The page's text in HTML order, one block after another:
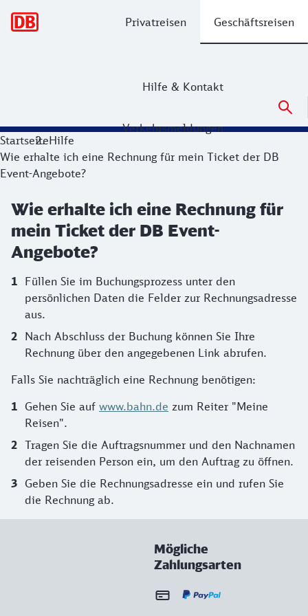
Privatreisen Geschäftsreisen
Hilfe & Kontakt
Verkehrsmeldungen
StartseiteHilfe
Wie erhalte ich eine Rechnung für mein Ticket der DB
Event-Angebote?
Wie erhalte ich eine Rechnung für
mein Ticket der DB Event-
Angebote?
Füllen Sie im Buchungsprozess unter den
persönlichen Daten die Felder zur Rechnungsadresse
aus.
Nach Abschluss der Buchung können Sie Ihre
Rechnung über den angegebenen Link abrufen.
Falls Sie nachträglich eine Rechnung benötigen:
Gehen Sie auf www.bahn.de zum Reiter "Meine
Reisen".
Tragen Sie die Auftragsnummer und den Nachnamen
der reisenden Person ein, um den Auftrag zu öffnen.
Geben Sie die Rechnungsadresse ein und rufen Sie
die Rechnung ab.
Mögliche
Zahlungsarten